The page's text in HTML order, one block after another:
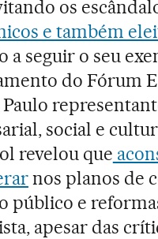
os
e também
a seguir o seu
do Fórum
Paulo
social e
revelou que
nos planos de
público e
apesar das